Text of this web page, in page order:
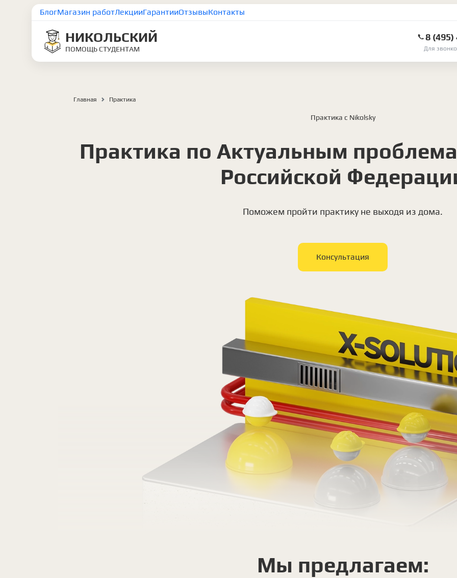
БлогМагазин работЛекцииГарантииОтзывыКонтакты
НИКОЛЬСКИЙ
ПОМОЩЬ СТУДЕНТАМ
8 (495)
Для
Главная Практика
Практика с Nikolsky
Практика по Актуальным
Российской
Поможем пройти практику не выходя из дома.
Консультация
Мы предлагаем: